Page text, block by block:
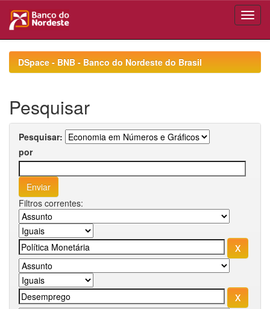
navigationDSpace - BNB - Banco do Nordeste do Brasil
Pesquisar
Pesquisar:
por
Filtros correntes: